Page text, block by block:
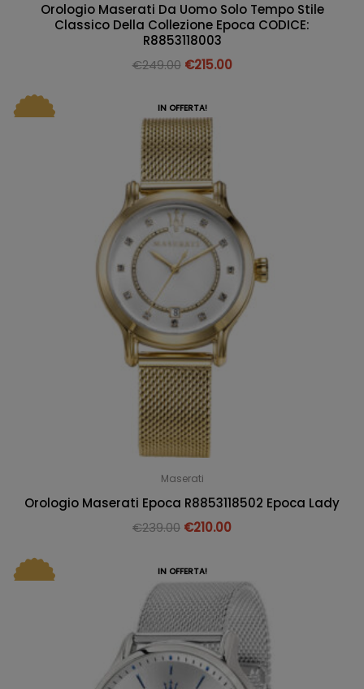
Orologio Maserati Da Uomo Solo Tempo Stile
Classico Della Collezione Epoca CODICE:
R8853118003
€249.00 €215.00
IN OFFERTA!
Maserati
Orologio Maserati Epoca R8853118502 Epoca Lady
€239.00 €210.00
IN OFFERTA!